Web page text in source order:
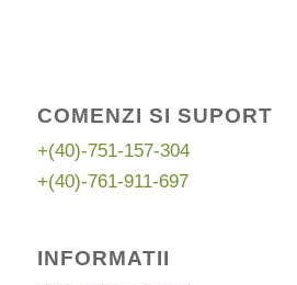
COMENZI SI SUPORT
+(40)-751-157-304
+(40)-761-911-697
INFORMATII